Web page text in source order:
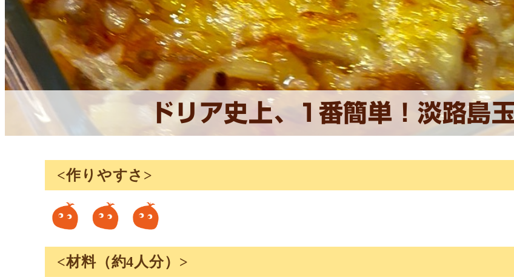
ドリア史上、1番簡単！淡路島
<作りやすさ>
<材料（約4人分）>